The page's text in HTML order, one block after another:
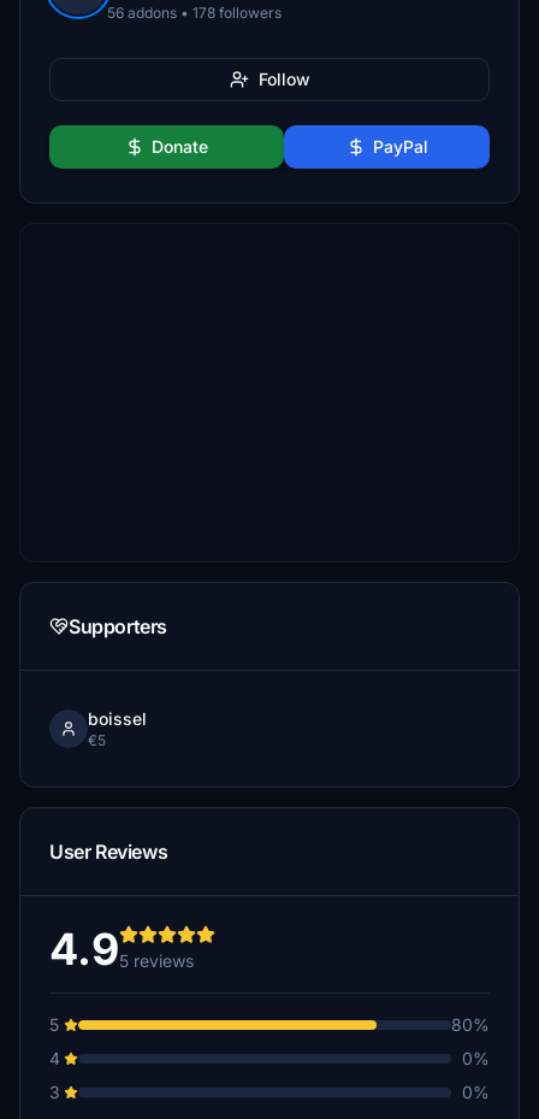
56 addons • 178 followers
Follow
Donate PayPal
Supporters
boissel
€5
User Reviews
4.95 reviews
5
80%
4
0%
3
0%